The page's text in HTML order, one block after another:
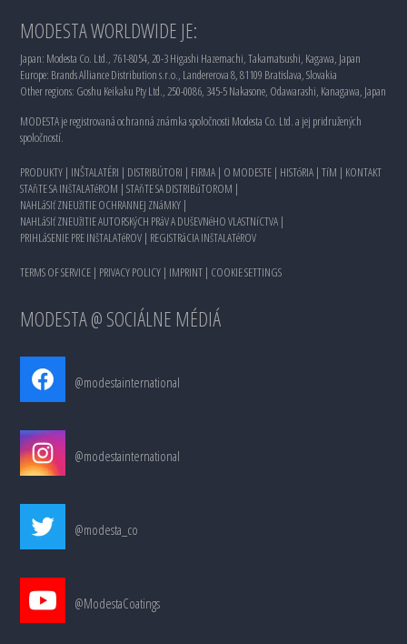
MODESTA WORLDWIDE JE:
Japan: Modesta Co. Ltd., 761-8054, 20-3 Higashi Hazemachi, Takamatsushi, Kagawa, Japan
Europe: Brands Alliance Distribution s.r.o., Landererova 8, 81109 Bratislava, Slovakia
Other regions: Goshu Keikaku Pty Ltd., 250-0086, 345-5 Nakasone, Odawarashi, Kanagawa, Japan
MODESTA je registrovaná ochranná známka spoločnosti Modesta Co. Ltd. a jej pridružených
spoločností.
PRODUKTY | INŠTALATÉRI | DISTRIBÚTORI | FIRMA | O MODESTE | HISTóRIA |TíM | KONTAKT
STAňTE SA INšTALATéROM |STAňTE SA DISTRIBúTOROM |
NAHLáSIť ZNEUžITIE OCHRANNEJ ZNáMKY |
NAHLáSIť ZNEUžITIE AUTORSKýCH PRáV A DUšEVNéHO VLASTNíCTVA |
PRIHLáSENIE PRE INšTALATéROV | REGISTRáCIA INšTALATéROV
TERMS OF SERVICE | PRIVACY POLICY | IMPRINT | COOKIE SETTINGS
MODESTA @ SOCIÁLNE MÉDIÁ
@modestainternational
@modestainternational
@modesta_co
@ModestaCoatings